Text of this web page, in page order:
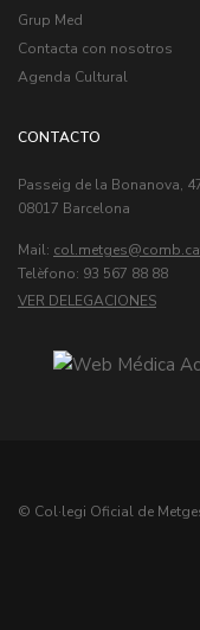
Grup Med
Contacta con nosotros
Agenda Cultural
CONTACTO
Passeig de la Bonanova,
08017 Barcelona
Mail: col.metges
Telèfono: 93 567 88 88
VER DELEGACIONES
© Col·legi Oficial de